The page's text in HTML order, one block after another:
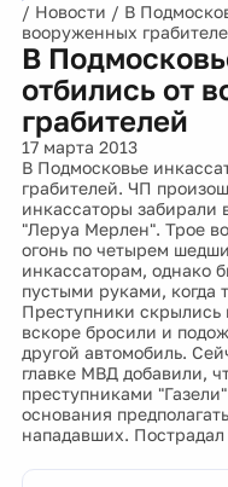
/ Новости / В
вооруженных
В
отбились от
грабителей
17 марта 2013
В Подмосковье
грабителей. ЧП
инкассаторы забирали
"Леруа Мерлен". Трое
огонь по четырем
инкассаторам, однако
пустыми руками, когда
Преступники скрылись
вскоре бросили и
другой автомобиль.
главке МВД добавили,
преступниками
основания
нападавших.